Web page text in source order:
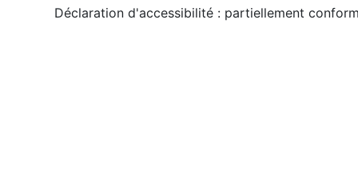
Déclaration d'accessibilité : partiellement